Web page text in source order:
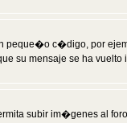
c�digo, por
su mensaje se ha
subir im�genes al